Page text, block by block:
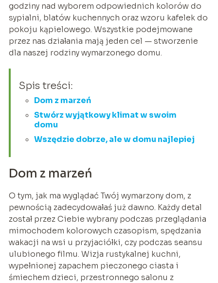
godziny nad wyborem odpowiednich kolorów do
sypialni, blatów kuchennych oraz wzoru kafelek do
pokoju kąpielowego. Wszystkie podejmowane
przez nas działania mają jeden cel — stworzenie
dla naszej rodziny wymarzonego domu.
Spis treści:
Dom z marzeń
Stwórz wyjątkowy klimat w swoim
domu
Wszędzie dobrze, ale w domu najlepiej
Dom z marzeń
O tym, jak ma wyglądać Twój wymarzony dom, z
pewnością zadecydowałaś już dawno. Każdy detal
został przez Ciebie wybrany podczas przeglądania
mimochodem kolorowych czasopism, spędzania
wakacji na wsi u przyjaciółki, czy podczas seansu
ulubionego filmu. Wizja rustykalnej kuchni,
wypełnionej zapachem pieczonego ciasta i
śmiechem dzieci, przestronnego salonu z